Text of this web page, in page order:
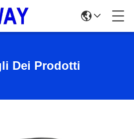
Dei Prodotti